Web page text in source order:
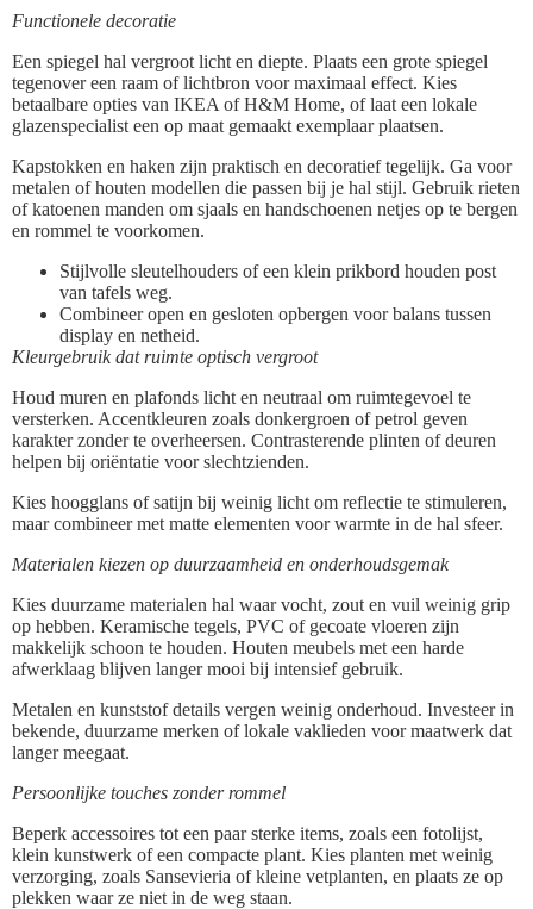
Functionele decoratie
Een spiegel hal vergroot licht en diepte. Plaats een grote spiegel
tegenover een raam of lichtbron voor maximaal effect. Kies
betaalbare opties van IKEA of H&M Home, of laat een lokale
glazenspecialist een op maat gemaakt exemplaar plaatsen.
Kapstokken en haken zijn praktisch en decoratief tegelijk. Ga voor
metalen of houten modellen die passen bij je hal stijl. Gebruik rieten
of katoenen manden om sjaals en handschoenen netjes op te bergen
en rommel te voorkomen.
Stijlvolle sleutelhouders of een klein prikbord houden post
van tafels weg.
Combineer open en gesloten opbergen voor balans tussen
display en netheid.
Kleurgebruik dat ruimte optisch vergroot
Houd muren en plafonds licht en neutraal om ruimtegevoel te
versterken. Accentkleuren zoals donkergroen of petrol geven
karakter zonder te overheersen. Contrasterende plinten of deuren
helpen bij oriëntatie voor slechtzienden.
Kies hoogglans of satijn bij weinig licht om reflectie te stimuleren,
maar combineer met matte elementen voor warmte in de hal sfeer.
Materialen kiezen op duurzaamheid en onderhoudsgemak
Kies duurzame materialen hal waar vocht, zout en vuil weinig grip
op hebben. Keramische tegels, PVC of gecoate vloeren zijn
makkelijk schoon te houden. Houten meubels met een harde
afwerklaag blijven langer mooi bij intensief gebruik.
Metalen en kunststof details vergen weinig onderhoud. Investeer in
bekende, duurzame merken of lokale vaklieden voor maatwerk dat
langer meegaat.
Persoonlijke touches zonder rommel
Beperk accessoires tot een paar sterke items, zoals een fotolijst,
klein kunstwerk of een compacte plant. Kies planten met weinig
verzorging, zoals Sansevieria of kleine vetplanten, en plaats ze op
plekken waar ze niet in de weg staan.